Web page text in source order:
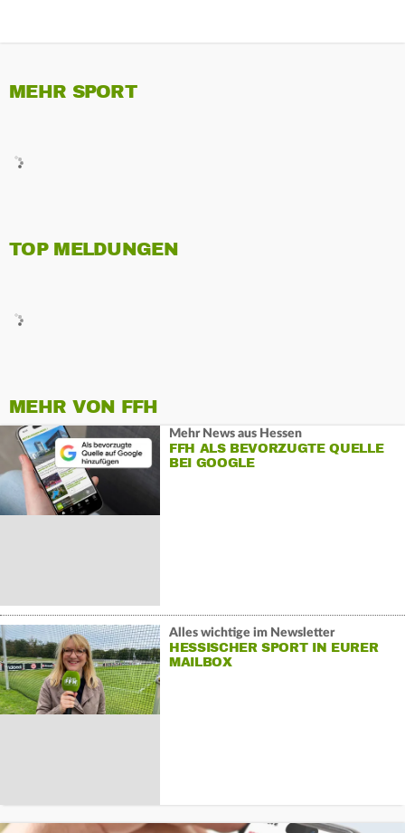
MEHR SPORT
TOP MELDUNGEN
MEHR VON FFH
Mehr News aus Hessen
FFH ALS BEVORZUGTE QUELLE
BEI GOOGLE
Alles wichtige im Newsletter
HESSISCHER SPORT IN EURER
MAILBOX